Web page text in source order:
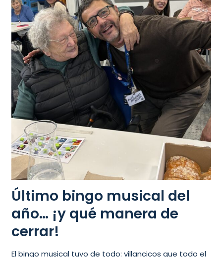
Último bingo musical del
año… ¡y qué manera de
cerrar!
El bingo musical tuvo de todo: villancicos que todo el